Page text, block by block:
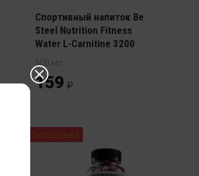
Спортивный напиток Be
Steel Nutrition Fitness
Water L-Carnitine 3200
500 мл
159
Распродажа